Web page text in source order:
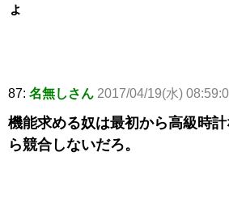
ょ
87: 名無しさん 2017/04/19(水)
機能求める奴は最初から高級時
ら競合しないだろ。